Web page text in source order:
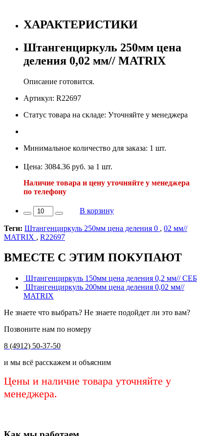
ХАРАКТЕРИСТИКИ
Штангенциркуль 250мм цена
деления 0,02 мм// MATRIX
Описание готовится.
Артикул: R22697
Статус товара на складе: Уточняйте у менеджера
Минимальное количество для заказа: 1 шт.
Цена: 3084.36 руб. за 1 шт.
Наличие товара и цену уточняйте у менеджера
по телефону
В корзину
Теги: Штангенциркуль 250мм цена деления 0 , 02 мм//
MATRIX , R22697
ВМЕСТЕ С ЭТИМ ПОКУПАЮТ
Штангенциркуль 150мм цена деления 0,2 мм// СЕБ
Штангенциркуль 200мм цена деления 0,02 мм//
MATRIX
Не знаете что выбрать? Не знаете подойдет ли это вам?
Позвоните нам по номеру
8 (4912) 50-37-50
и мы всё расскажем и объясним
Цены и наличие товара уточняйте у
менеджера.